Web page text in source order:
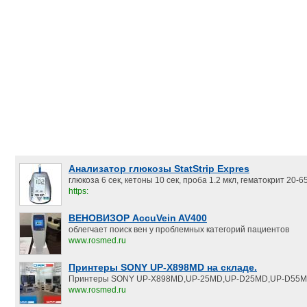
Анализатор глюкозы StatStrip Expres
глюкоза 6 сек, кетоны 10 сек, проба 1.2 мкл, гематокрит 20-
https:
ВЕНОВИЗОР AccuVein AV400
облегчает поиск вен у проблемных категорий пациентов
www.rosmed.ru
Принтеры SONY UP-X898MD на складе.
Принтеры SONY UP-X898MD,UP-25MD,UP-D25MD,UP-
www.rosmed.ru